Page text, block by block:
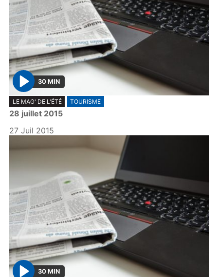
P
l
a
y
30 MIN
LE MAG' DE L'ÉTÉ TOURISME
28 juillet 2015
27 Juil 2015
30 MIN